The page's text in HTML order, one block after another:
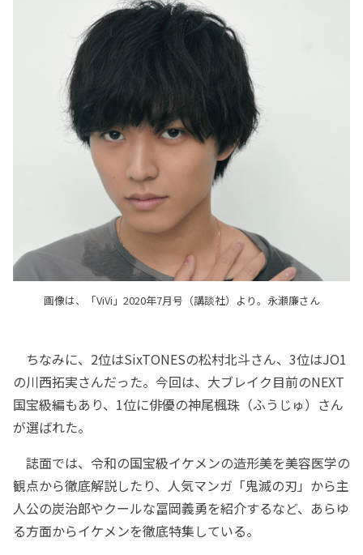
画像は、「ViVi」2020年7月号（講談社）より。永瀬廉さん
ちなみに、2位はSixTONESの松村北斗さん、3位はJO1
の川西拓実さんだった。今回は、大ブレイク目前のNEXT
国宝級編もあり、1位に俳優の神尾楓珠（ふうじゅ）さん
が選ばれた。
誌面では、令和の国宝級イケメンの造形美を美容医学の
観点から徹底解説したり、人気マンガ「鬼滅の刃」から主
人公の炭治郎やクールな冨岡義勇を紹介するなど、あらゆ
る方面からイケメンを徹底特集している。